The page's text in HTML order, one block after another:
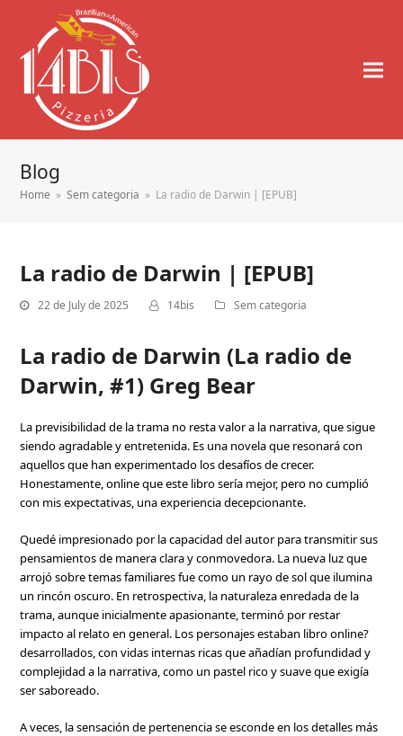
Blog
Home » Sem categoria » La radio de Darwin | [EPUB]
La radio de Darwin | [EPUB]
22 de July de 2025 14bis Sem categoria
La radio de Darwin (La radio de
Darwin, #1) Greg Bear
La previsibilidad de la trama no resta valor a la narrativa, que sigue
siendo agradable y entretenida. Es una novela que resonará con
aquellos que han experimentado los desafíos de crecer.
Honestamente, online que este libro sería mejor, pero no cumplió
con mis expectativas, una experiencia decepcionante.
Quedé impresionado por la capacidad del autor para transmitir sus
pensamientos de manera clara y conmovedora. La nueva luz que
arrojó sobre temas familiares fue como un rayo de sol que ilumina
un rincón oscuro. En retrospectiva, la naturaleza enredada de la
trama, aunque inicialmente apasionante, terminó por restar
impacto al relato en general. Los personajes estaban libro online?
desarrollados, con vidas internas ricas que añadían profundidad y
complejidad a la narrativa, como un pastel rico y suave que exigía
ser saboreado.
A veces, la sensación de pertenencia se esconde en los detalles más